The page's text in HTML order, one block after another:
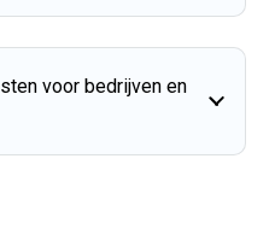
voor bedrijven en